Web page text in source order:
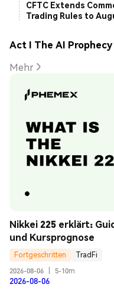
CFTC Extends
Trading Rules to
Act I The AI
Mehr
Nikkei 225 erklärt:
und Kursprognose
Fortgeschritten
TradFi
2026-08-06
5-10m
2026-08-06